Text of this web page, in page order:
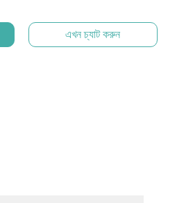
এখন চ্যাট করুন